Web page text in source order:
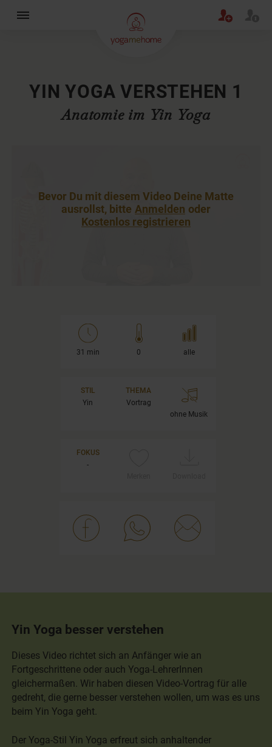
YIN YOGA VERSTEHEN 1
Anatomie im Yin Yoga
Bevor Du mit diesem Video Deine Matte
ausrollst, bitte Anmelden oder
Kostenlos registrieren
31 min 0 alle
STIL
Yin
THEMA
Vortrag
ohne Musik
FOKUS
-
Yin Yoga besser verstehen
Dieses Video richtet sich an Anfänger wie an
Fortgeschrittene oder auch Yoga-LehrerInnen
gleichermaßen. Wir haben diesen Video-Vortrag für alle
gedreht, die gerne besser verstehen wollen, um was es uns
beim Yin Yoga geht.
Der Yoga-Stil Yin Yoga erfreut sich anhaltender